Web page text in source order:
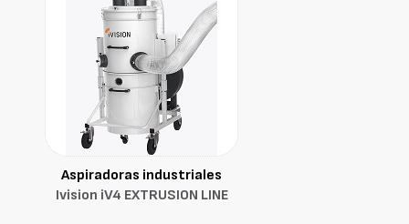
Aspiradoras industriales
Ivision iV4 EXTRUSION LINE